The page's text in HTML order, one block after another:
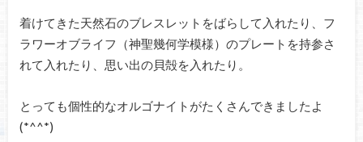
着けてきた天然石のブレスレットをばらして入れたり、フ
ラワーオブライフ（神聖幾何学模様）のプレートを持参さ
れて入れたり、思い出の貝殻を入れたり。
とっても個性的なオルゴナイトがたくさんできましたよ
(*^^*)